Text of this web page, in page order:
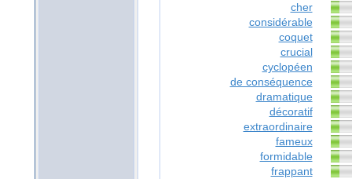
cher
considérable
coquet
crucial
cyclopéen
de conséquence
dramatique
décoratif
extraordinaire
fameux
formidable
frappant